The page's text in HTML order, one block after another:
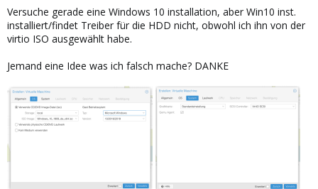
e
r
Versuche gerade eine Windows 10 installation, aber Win10 inst.
installiert/findet Treiber für die HDD nicht, obwohl ich ihn von der
virtio ISO ausgewählt habe.
Jemand eine Idee was ich falsch mache? DANKE